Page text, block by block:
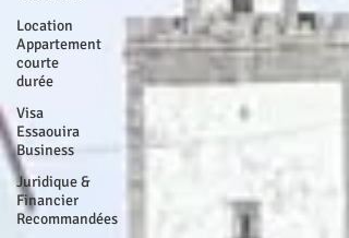
Location
Appartement
courte
durée
Visa
Essaouira
Business
Juridique &
Financier
Recommandées